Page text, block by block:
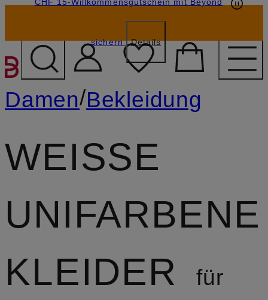
ZUM HAUPTINHALT
sichern Details
Damen/Bekleidung
WEISSE U
NIFARBENE K
LEIDER
für